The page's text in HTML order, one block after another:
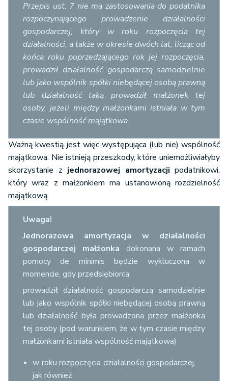
Przepis ust. 7 nie ma zastosowania do podatnika
rozpoczynającego prowadzenie działalności
gospodarczej, który w roku rozpoczęcia tej
działalności, a także w okresie dwóch lat, licząc od
końca roku poprzedzającego rok jej rozpoczęcia,
prowadził działalność gospodarczą samodzielnie
lub jako wspólnik spółki niebędącej osobą prawną
lub działalność taką prowadził małżonek tej
osoby, jeżeli między małżonkami istniała w tym
czasie wspólność majątkowa.
Ważną kwestią jest więc występująca (lub nie) wspólność
majątkowa. Nie istnieją przeszkody, które uniemożliwiałyby
skorzystanie z jednorazowej amortyzacji podatnikowi,
który wraz z małżonkiem ma ustanowioną rozdzielność
majątkową.
Uwaga!
Jednorazowa amortyzacja w działalności
gospodarczej małżonka dokonana w ramach
pomocy de minimis będzie wykluczona w
momencie, gdy przedsiębiorca:
prowadził działalność gospodarczą samodzielnie
lub jako wspólnik spółki niebędącej osobą prawną
lub działalność była prowadzona przez małżonka
tej osoby (pod warunkiem, że w tym czasie między
małżonkami istniała wspólność majątkowa)
w roku rozpoczęcia działalności gospodarczej,
jak również